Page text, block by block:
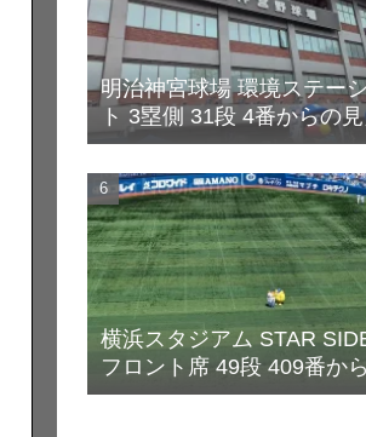
明治神宮球場 環境ステー
ト 3塁側 31段 4番からの
横浜スタジアム STAR
フロント席 49段 409番か